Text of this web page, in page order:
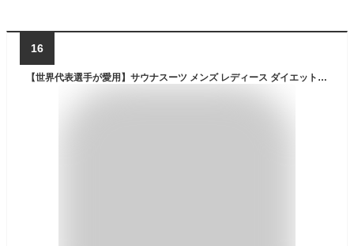
16
【世界代表選手が愛用】サウナスーツ メンズ レディース ダイエット 10倍発汗 ランニング トレーニングウェア 洗濯可 運動着 男女兼用 防水 上下セット